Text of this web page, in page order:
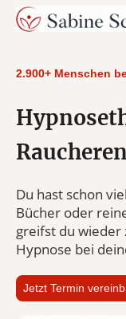
2.900+ Menschen
Du hast schon
Bücher oder
greifst du wieder
Hypnose bei
Jetzt Termin